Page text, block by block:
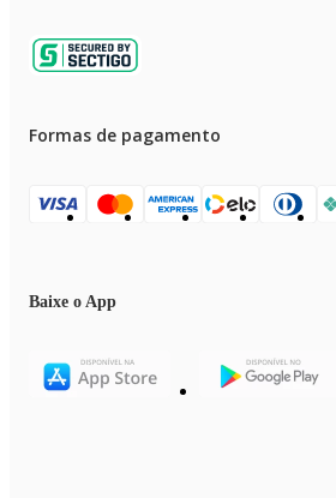
Formas de pagamento
Baixe o App